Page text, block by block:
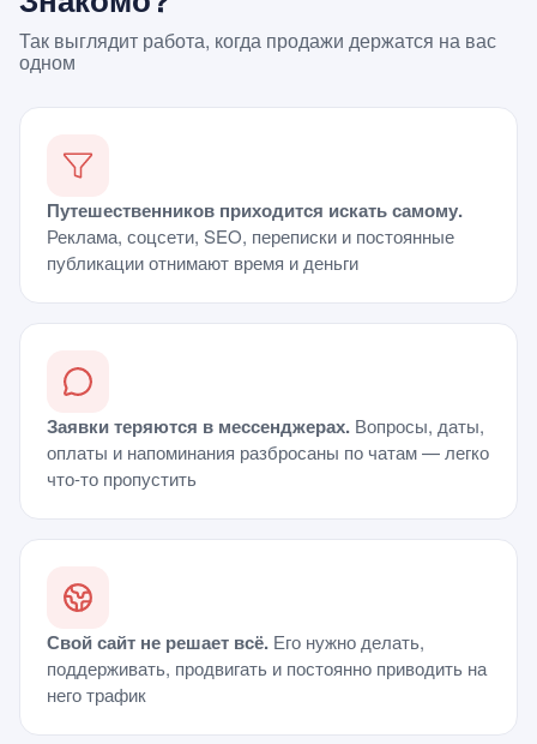
Так выглядит работа, когда продажи держатся на вас
одном
Путешественников приходится искать самому.
Реклама, соцсети, SEO, переписки и постоянные
публикации отнимают время и деньги
Заявки теряются в мессенджерах. Вопросы, даты,
оплаты и напоминания разбросаны по чатам — легко
что-то пропустить
Свой сайт не решает всё. Его нужно делать,
поддерживать, продвигать и постоянно приводить на
него трафик